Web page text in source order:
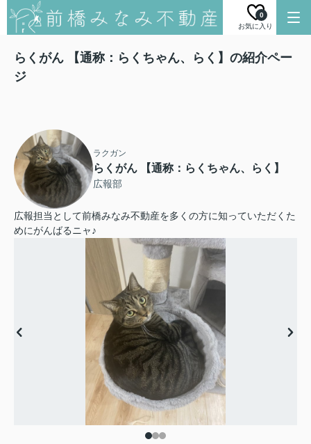
お気に入り
0
らくがん 【通称：らくちゃん、らく】の紹介ペー
ジ
ラクガン
らくがん 【通称：らくちゃん、らく】
広報部
広報担当として前橋みなみ不動産を多くの方に知っていただくた
めにがんばるニャ♪